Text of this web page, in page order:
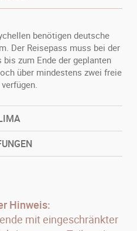
benötigen deutsche
Der Reisepass muss bei der
zum Ende der geplanten
über mindestens zwei freie
Hinweis:
mit eingeschränkter